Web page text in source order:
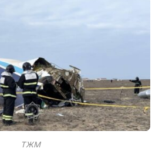
ТЖМ